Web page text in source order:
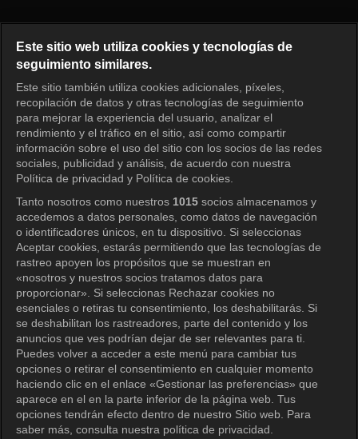
Iniciar sesión
Este sitio web utiliza cookies y tecnologías de
seguimiento similares.
Este sitio también utiliza cookies adicionales, píxeles,
recopilación de datos y otras tecnologías de seguimiento
para mejorar la experiencia del usuario, analizar el
rendimiento y el tráfico en el sitio, así como compartir
información sobre el uso del sitio con los socios de las redes
sociales, publicidad y análisis, de acuerdo con nuestra
Política de privacidad y Política de cookies.
Tanto nosotros como nuestros 1015 socios almacenamos y
accedemos a datos personales, como datos de navegación
o identificadores únicos, en tu dispositivo. Si seleccionas
Aceptar cookies, estarás permitiendo que las tecnologías de
rastreo apoyen los propósitos que se muestran en
«nosotros y nuestros socios tratamos datos para
proporcionar». Si seleccionas Rechazar cookies no
esenciales o retiras tu consentimiento, los deshabilitarás. Si
se deshabilitan los rastreadores, parte del contenido y los
anuncios que ves podrían dejar de ser relevantes para ti.
Puedes volver a acceder a este menú para cambiar tus
opciones o retirar el consentimiento en cualquier momento
haciendo clic en el enlace «Gestionar las preferencias» que
aparece en el en la parte inferior de la página web. Tus
opciones tendrán efecto dentro de nuestro Sitio web. Para
saber más, consulta nuestra política de privacidad.